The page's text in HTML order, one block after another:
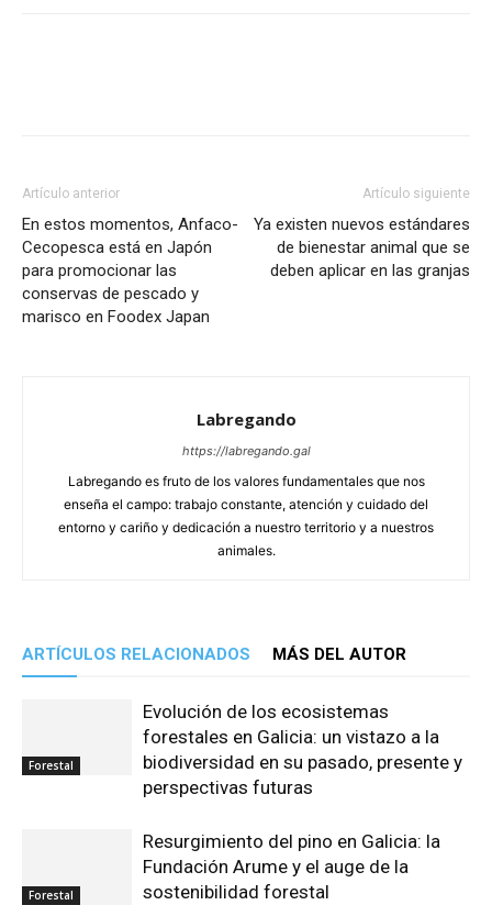
Artículo anterior
En estos momentos, Anfaco-
Cecopesca está en Japón
para promocionar las
conservas de pescado y
marisco en Foodex Japan
Artículo siguiente
Ya existen nuevos estándares
de bienestar animal que se
deben aplicar en las granjas
Labregando
https://labregando.gal
Labregando es fruto de los valores fundamentales que nos
enseña el campo: trabajo constante, atención y cuidado del
entorno y cariño y dedicación a nuestro territorio y a nuestros
animales.
ARTÍCULOS RELACIONADOS MÁS DEL AUTOR
Forestal
Evolución de los ecosistemas
forestales en Galicia: un vistazo a la
biodiversidad en su pasado, presente y
perspectivas futuras
Forestal
Resurgimiento del pino en Galicia: la
Fundación Arume y el auge de la
sostenibilidad forestal